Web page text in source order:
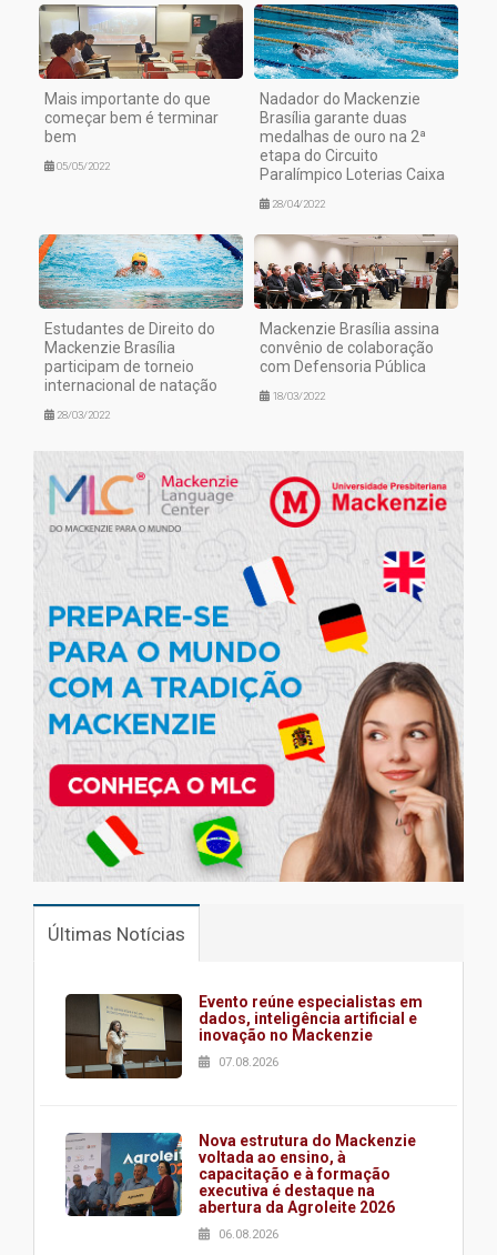
Mais importante do que
começar bem é terminar
bem
05/05/2022
Nadador do Mackenzie
Brasília garante duas
medalhas de ouro na 2ª
etapa do Circuito
Paralímpico Loterias Caixa
28/04/2022
Estudantes de Direito do
Mackenzie Brasília
participam de torneio
internacional de natação
28/03/2022
Mackenzie Brasília assina
convênio de colaboração
com Defensoria Pública
18/03/2022
Últimas Notícias
Evento reúne especialistas em
dados, inteligência artificial e
inovação no Mackenzie
07.08.2026
Nova estrutura do Mackenzie
voltada ao ensino, à
capacitação e à formação
executiva é destaque na
abertura da Agroleite 2026
06.08.2026